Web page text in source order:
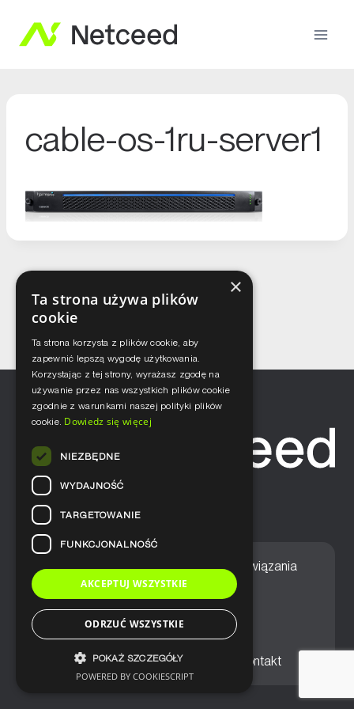
cable-os-1ru-server1
Home Nasze podejście Rozwiązania
Usługi Aktualności
Ogólne warunki sprzedaży Kontakt
×
Ta strona używa plików
cookie
Ta strona korzysta z plików cookie, aby
zapewnić lepszą wygodę użytkowania.
Korzystając z tej strony, wyrażasz zgodę na
używanie przez nas wszystkich plików cookie
zgodnie z warunkami naszej polityki plików
cookie. Dowiedz się więcej
NIEZBĘDNE
WYDAJNOŚĆ
TARGETOWANIE
FUNKCJONALNOŚĆ
AKCEPTUJ WSZYSTKIE
ODRZUĆ WSZYSTKIE
POKAŻ SZCZEGÓŁY
POWERED BY COOKIESCRIPT